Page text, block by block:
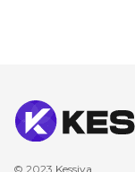
© 2023 Kessiya